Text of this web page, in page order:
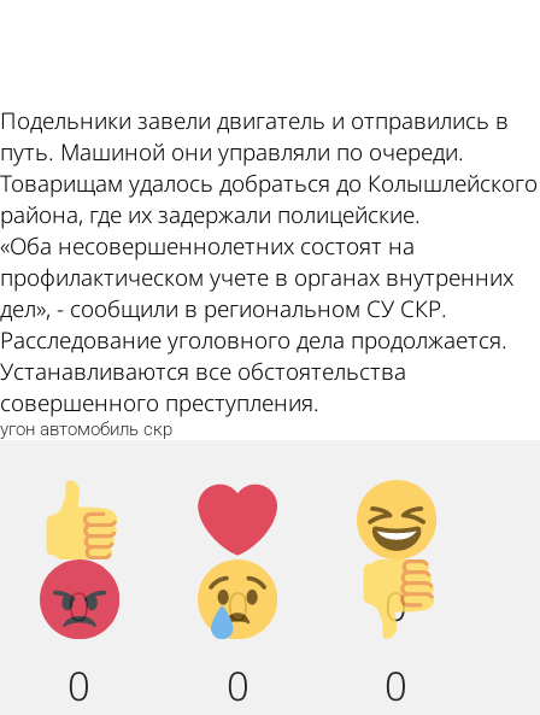
Подельники завели двигатель и отправились в
путь. Машиной они управляли по очереди.
Товарищам удалось добраться до Колышлейского
района, где их задержали полицейские.
«Оба несовершеннолетних состоят на
профилактическом учете в органах внутренних
дел», - сообщили в региональном СУ СКР.
Расследование уголовного дела продолжается.
Устанавливаются все обстоятельства
совершенного преступления.
угон автомобиль скр
Палец
вверх!
0
Лайк!
0
Дикий
смех!
0
Агрессия!
0
Грусть
:(
0
Палец
вниз!
0